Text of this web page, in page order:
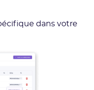
dans votre